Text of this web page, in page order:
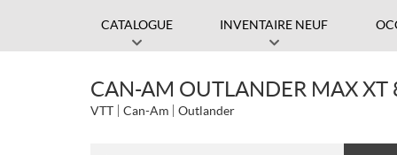
CATALOGUE INVENTAIRE NEUF
CAN-AM OUTLANDER MAX
VTT Can-Am Outlander